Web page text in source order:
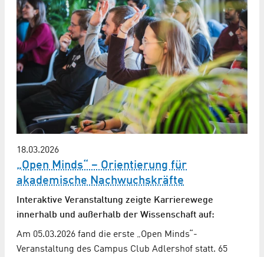
18.03.2026
„Open Minds“ – Orientierung für
akademische Nachwuchskräfte
Interaktive Veranstaltung zeigte Karrierewege
innerhalb und außerhalb der Wissenschaft auf:
Am 05.03.2026 fand die erste „Open Minds“-
Veranstaltung des Campus Club Adlershof statt. 65